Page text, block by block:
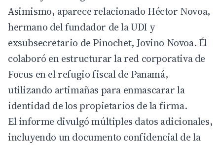
Asimismo, aparece relacionado Héctor Novoa,
hermano del fundador de la UDI y
exsubsecretario de Pinochet, Jovino Novoa. Él
colaboró en estructurar la red corporativa de
Focus en el refugio fiscal de Panamá,
utilizando artimañas para enmascarar la
identidad de los propietarios de la firma.
El informe divulgó múltiples datos adicionales,
incluyendo un documento confidencial de la